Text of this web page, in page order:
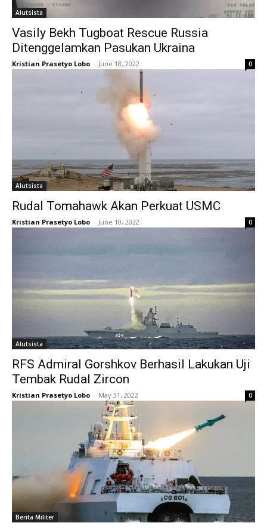
Alutsista
Vasily Bekh Tugboat Rescue Russia
Ditenggelamkan Pasukan Ukraina
Kristian Prasetyo Lobo - June 18, 2022 0
Alutsista
Rudal Tomahawk Akan Perkuat USMC
Kristian Prasetyo Lobo - June 10, 2022 0
Alutsista
RFS Admiral Gorshkov Berhasil Lakukan Uji
Tembak Rudal Zircon
Kristian Prasetyo Lobo - May 31, 2022 0
Berita Militer